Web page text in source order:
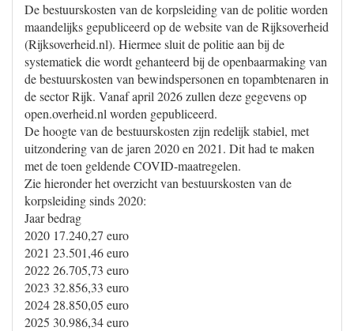
De bestuurskosten van de korpsleiding van de politie worden
maandelijks gepubliceerd op de website van de Rijksoverheid
(Rijksoverheid.nl). Hiermee sluit de politie aan bij de
systematiek die wordt gehanteerd bij de openbaarmaking van
de bestuurskosten van bewindspersonen en topambtenaren in
de sector Rijk. Vanaf april 2026 zullen deze gegevens op
open.overheid.nl worden gepubliceerd.
De hoogte van de bestuurskosten zijn redelijk stabiel, met
uitzondering van de jaren 2020 en 2021. Dit had te maken
met de toen geldende COVID-maatregelen.
Zie hieronder het overzicht van bestuurskosten van de
korpsleiding sinds 2020:
Jaar bedrag
2020 17.240,27 euro
2021 23.501,46 euro
2022 26.705,73 euro
2023 32.856,33 euro
2024 28.850,05 euro
2025 30.986,34 euro